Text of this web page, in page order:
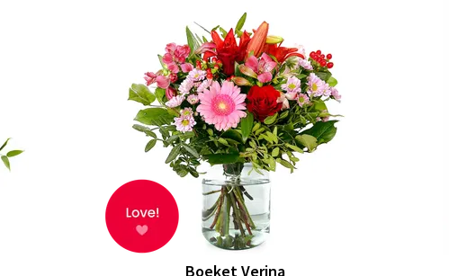
Boeket Verina